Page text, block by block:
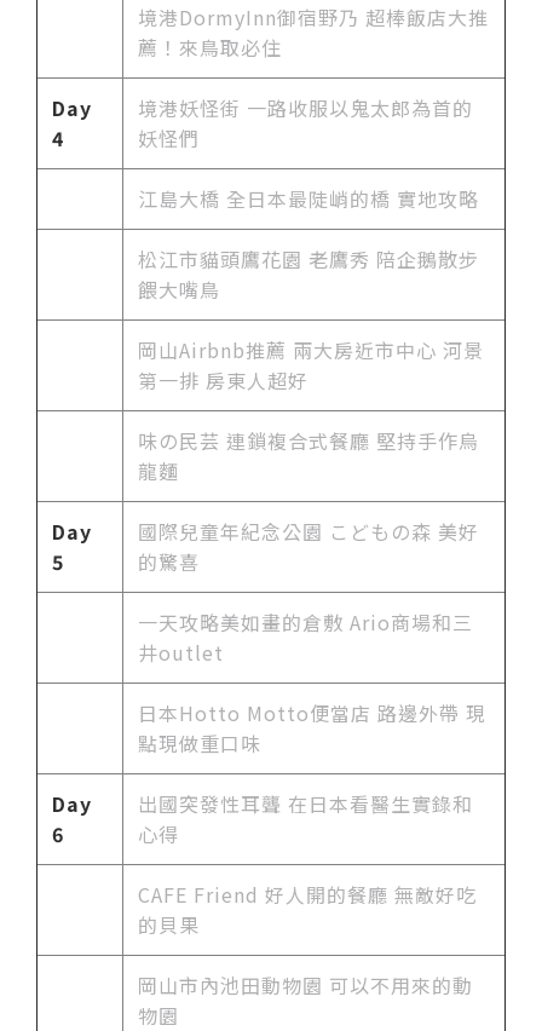
境港DormyInn御宿野乃 超棒飯店大推
薦！來鳥取必住
Day
4
境港妖怪街 一路收服以鬼太郎為首的
妖怪們
江島大橋 全日本最陡峭的橋 實地攻略
松江市貓頭鷹花園 老鷹秀 陪企鵝散步
餵大嘴鳥
岡山Airbnb推薦 兩大房近市中心 河景
第一排 房東人超好
味の民芸 連鎖複合式餐廳 堅持手作烏
龍麵
Day
5
國際兒童年紀念公園 こどもの森 美好
的驚喜
一天攻略美如畫的倉敷 Ario商場和三
井outlet
日本Hotto Motto便當店 路邊外帶 現
點現做重口味
Day
6
出國突發性耳聾 在日本看醫生實錄和
心得
CAFE Friend 好人開的餐廳 無敵好吃
的貝果
岡山市內池田動物園 可以不用來的動
物園